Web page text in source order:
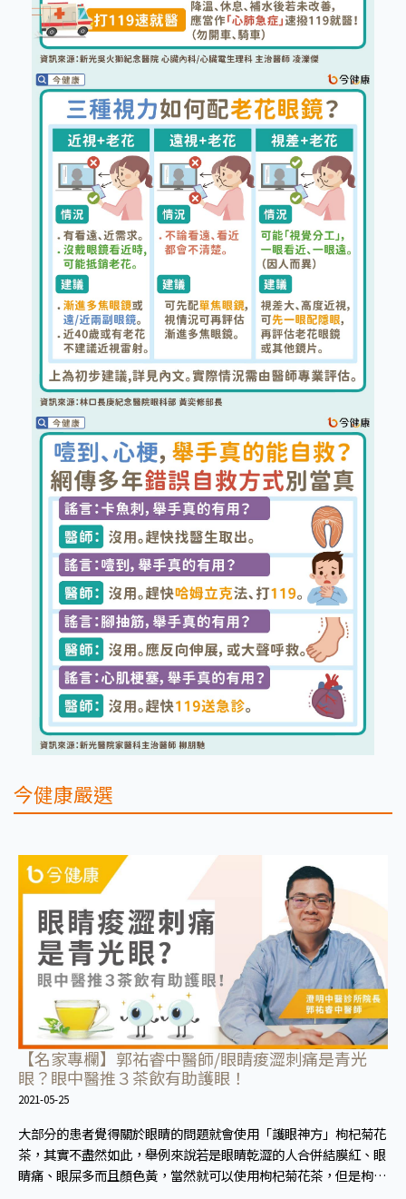
今健康嚴選
【名家專欄】郭祐睿中醫師/眼睛痠澀刺痛是青光
眼？眼中醫推３茶飲有助護眼！
2021-05-25
大部分的患者覺得關於眼睛的問題就會使用「護眼神方」枸杞菊花
茶，其實不盡然如此，舉例來說若是眼睛乾澀的人合併結膜紅、眼
睛痛、眼屎多而且顏色黃，當然就可以使用枸杞菊花茶，但是枸杞